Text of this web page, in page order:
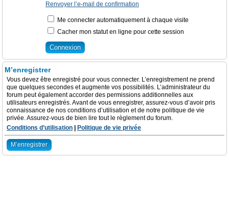
Renvoyer l’e-mail de confirmation
Me connecter automatiquement à chaque visite
Cacher mon statut en ligne pour cette session
M’enregistrer
Vous devez être enregistré pour vous connecter. L’enregistrement ne prend
que quelques secondes et augmente vos possibilités. L’administrateur du
forum peut également accorder des permissions additionnelles aux
utilisateurs enregistrés. Avant de vous enregistrer, assurez-vous d’avoir pris
connaissance de nos conditions d’utilisation et de notre politique de vie
privée. Assurez-vous de bien lire tout le règlement du forum.
Conditions d’utilisation
Politique de vie privée
M’enregistrer